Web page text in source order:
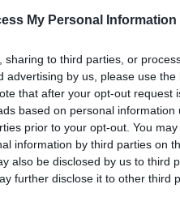
My Personal Information
sharing to third parties, or
advertising by us, please use
that after your opt-out request
based on personal information
prior to your opt-out. You
information by third parties on
also be disclosed by us to third
further disclose it to other third
έξυπνη κάρτα της πόλης
αξιοθέατα της Έδεσσας.
προτείνουμε αυτή την